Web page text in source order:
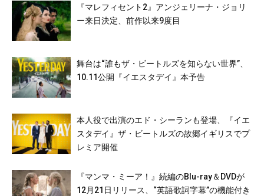
『マレフィセント2』アンジェリーナ・ジョリ
ー来日決定、前作以来9度目
舞台は“誰もザ・ビートルズを知らない世界”、
10.11公開『イエスタデイ』本予告
本人役で出演のエド・シーランも登場、『イエ
スタデイ』ザ・ビートルズの故郷イギリスでプ
レミア開催
『マンマ・ミーア！』続編のBlu-ray＆DVDが
12月21日リリース、“英語歌詞字幕”の機能付き